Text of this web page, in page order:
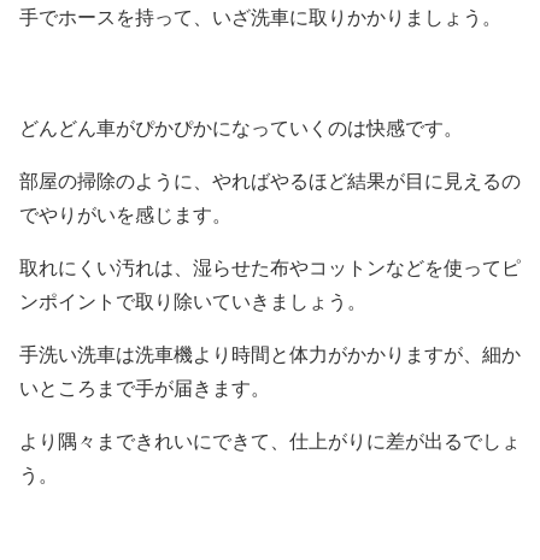
手でホースを持って、いざ洗車に取りかかりましょう。
どんどん車がぴかぴかになっていくのは快感です。
部屋の掃除のように、やればやるほど結果が目に見えるの
でやりがいを感じます。
取れにくい汚れは、湿らせた布やコットンなどを使ってピ
ンポイントで取り除いていきましょう。
手洗い洗車は洗車機より時間と体力がかかりますが、細か
いところまで手が届きます。
より隅々まできれいにできて、仕上がりに差が出るでしょ
う。